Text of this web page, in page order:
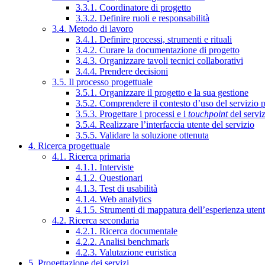
3.3.1. Coordinatore di progetto
3.3.2. Definire ruoli e responsabilità
3.4. Metodo di lavoro
3.4.1. Definire processi, strumenti e rituali
3.4.2. Curare la documentazione di progetto
3.4.3. Organizzare tavoli tecnici collaborativi
3.4.4. Prendere decisioni
3.5. Il processo progettuale
3.5.1. Organizzare il progetto e la sua gestione
3.5.2. Comprendere il contesto d’uso del servizio
3.5.3. Progettare i processi e i touchpointdel
3.5.4. Realizzare l’interfaccia utente del servizio
3.5.5. Validare la soluzione ottenuta
4. Ricerca progettuale
4.1. Ricerca primaria
4.1.1. Interviste
4.1.2. Questionari
4.1.3. Test di usabilità
4.1.4. Web analytics
4.1.5. Strumenti di mappatura dell’esperienza
4.2. Ricerca secondaria
4.2.1. Ricerca documentale
4.2.2. Analisi benchmark
4.2.3. Valutazione euristica
5. Progettazione dei servizi